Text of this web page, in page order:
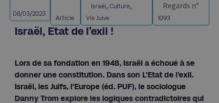
08/03/2023
Article
Israël , Culture,
Vie Juive
Regards n°
1093
Israël, Etat de l’exil !
Lors de sa fondation en 1948, Israël a échoué à se
donner une constitution. Dans son L’Etat de l’exil.
Israël, les Juifs, l’Europe (éd. PUF), le sociologue
Danny Trom explore les logiques contradictoires qui